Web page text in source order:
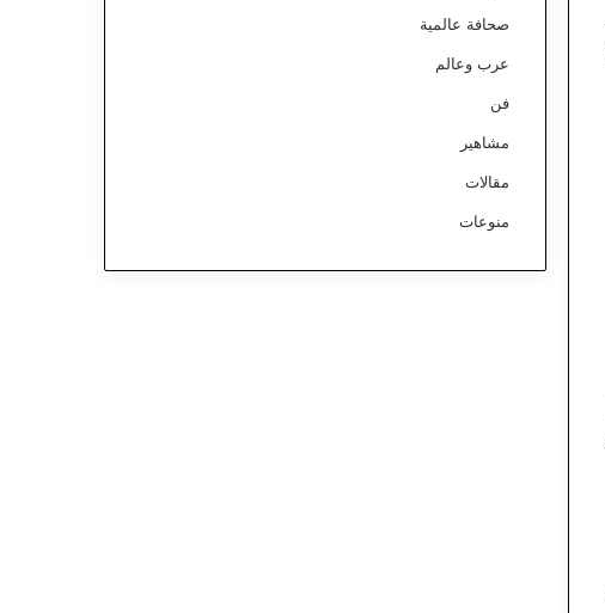
صحافة عالمية
عرب وعالم
فن
مشاهير
مقالات
منوعات